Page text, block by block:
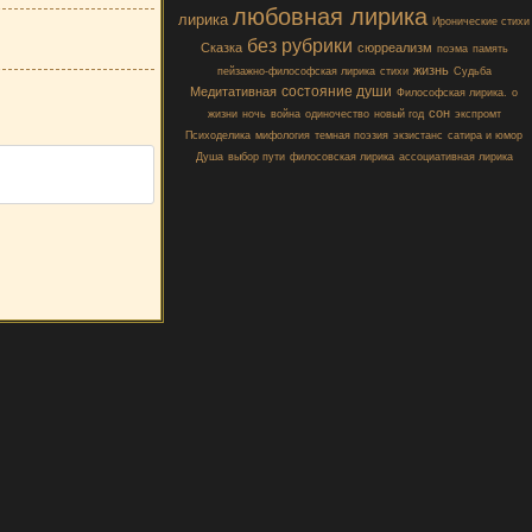
лирика любовная лирика Иронические стихи
Сказка без рубрики сюрреализм поэма память
пейзажно-философская лирика стихи жизнь Судьба
Медитативная состояние души Философская лирика. о
жизни ночь война одиночество новый год сон экспромт
Психоделика мифология темная поэзия экзистанс сатира и юмор
Душа выбор пути филосовская лирика ассоциативная лирика